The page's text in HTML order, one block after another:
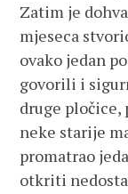
Zatim je
mjeseca
ovako jedan
govorili i
druge
neke starije
promatrao
otkriti